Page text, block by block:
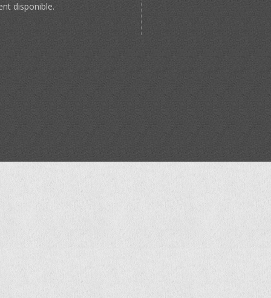
disponible.